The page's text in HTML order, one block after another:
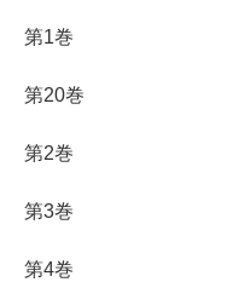
第1巻
第20巻
第2巻
第3巻
第4巻